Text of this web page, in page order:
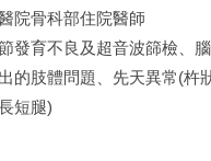
院骨科部住院醫師
發育不良及超音波篩檢、
的肢體問題、先天異常(杵
短腿)